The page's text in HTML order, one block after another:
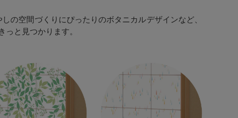
の空間づくりにぴったりのボタニカルデザインなど、
と見つかります。